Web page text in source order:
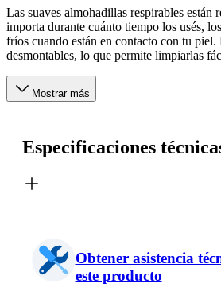
Las suaves almohadillas respirables están
importa durante cuánto tiempo los usés,
fríos cuando están en contacto con tu piel.
desmontables, lo que permite limpiarlas
Mostrar más
Especificaciones
Obtener asistencia
este producto